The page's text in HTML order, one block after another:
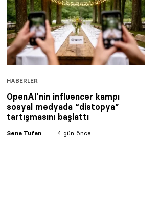
HABERLER
OpenAI’nin influencer kampı
sosyal medyada “distopya”
tartışmasını başlattı
Sena Tufan 4 gün önce